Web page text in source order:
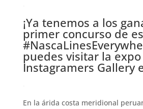
¡Ya tenemos a los
primer concurso de
puedes visitar la
Instagramers Gallery
En la árida costa meridional